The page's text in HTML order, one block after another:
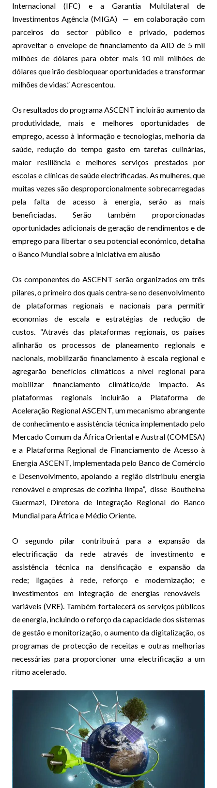
Internacional (IFC) e a Garantia Multilateral de
Investimentos Agência (MIGA) — em colaboração com
parceiros do sector público e privado, podemos
aproveitar o envelope de financiamento da AID de 5 mil
milhões de dólares para obter mais 10 mil milhões de
dólares que irão desbloquear oportunidades e transformar
milhões de vidas.” Acrescentou.
Os resultados do programa ASCENT incluirão aumento da
produtividade, mais e melhores oportunidades de
emprego, acesso à informação e tecnologias, melhoria da
saúde, redução do tempo gasto em tarefas culinárias,
maior resiliência e melhores serviços prestados por
escolas e clínicas de saúde electrificadas. As mulheres, que
muitas vezes são desproporcionalmente sobrecarregadas
pela falta de acesso à energia, serão as mais
beneficiadas. Serão também proporcionadas
oportunidades adicionais de geração de rendimentos e de
emprego para libertar o seu potencial económico, detalha
o Banco Mundial sobre a iniciativa em alusão
Os componentes do ASCENT serão organizados em três
pilares, o primeiro dos quais centra-se no desenvolvimento
de plataformas regionais e nacionais para permitir
economias de escala e estratégias de redução de
custos. “Através das plataformas regionais, os países
alinharão os processos de planeamento regionais e
nacionais, mobilizarão financiamento à escala regional e
agregarão benefícios climáticos a nível regional para
mobilizar financiamento climático/de impacto. As
plataformas regionais incluirão a Plataforma de
Aceleração Regional ASCENT, um mecanismo abrangente
de conhecimento e assistência técnica implementado pelo
Mercado Comum da África Oriental e Austral (COMESA)
e a Plataforma Regional de Financiamento de Acesso à
Energia ASCENT, implementada pelo Banco de Comércio
e Desenvolvimento, apoiando a região distribuiu energia
renovável e empresas de cozinha limpa”, disse Boutheina
Guermazi, Diretora de Integração Regional do Banco
Mundial para África e Médio Oriente.
O segundo pilar contribuirá para a expansão da
electrificação da rede através de investimento e
assistência técnica na densificação e expansão da
rede; ligações à rede, reforço e modernização; e
investimentos em integração de energias renováveis ​​
variáveis ​​(VRE). Também fortalecerá os serviços públicos
de energia, incluindo o reforço da capacidade dos sistemas
de gestão e monitorização, o aumento da digitalização, os
programas de protecção de receitas e outras melhorias
necessárias para proporcionar uma electrificação a um
ritmo acelerado.